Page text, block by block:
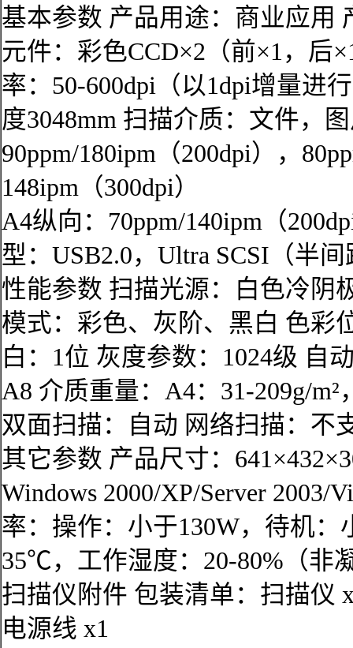
基本参数 产品用途：商业应用
元件：彩色CCD×2（前×1，后
率：50-600dpi（以1dpi增量进
度3048mm 扫描介质：文件，
90ppm/180ipm（200dpi），
148ipm（300dpi）
A4纵向：70ppm/140ipm（
型：USB2.0，Ultra SCSI（半
性能参数 扫描光源：白色冷阴
模式：彩色、灰阶、黑白 色彩
白：1位 灰度参数：1024级 自
A8 介质重量：A4：31-209g/m²
双面扫描：自动 网络扫描：不
其它参数 产品尺寸：
Windows 2000/XP/Server 2003/
率：操作：小于130W，待机
35℃，工作湿度：20-80%（非
扫描仪附件 包装清单：扫描仪
电源线 x1